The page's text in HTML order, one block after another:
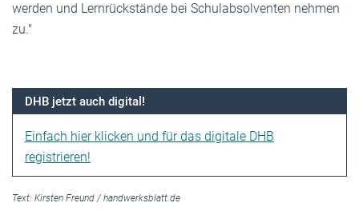
werden und Lernrückstände bei Schulabsolventen nehmen
zu."
DHB jetzt auch digital!
Einfach hier klicken und für das digitale DHB
registrieren!
Text: Kirsten Freund / handwerksblatt.de